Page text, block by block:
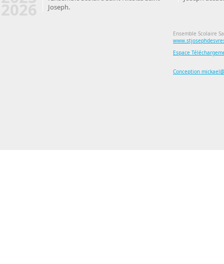
Joseph.
Ensemble Scolaire
Espace
Conception